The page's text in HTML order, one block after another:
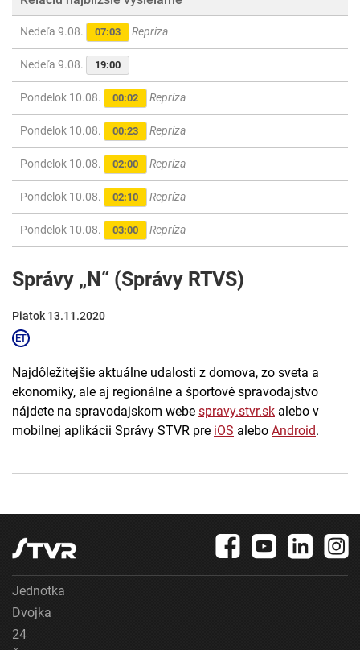
Nedeľa 9.08. 07:03 Repríza
Nedeľa 9.08. 19:00
Pondelok 10.08. 00:02 Repríza
Pondelok 10.08. 00:23 Repríza
Pondelok 10.08. 02:00 Repríza
Pondelok 10.08. 02:10 Repríza
Pondelok 10.08. 03:00 Repríza
Správy „N“ (Správy RTVS)
Piatok 13.11.2020
Najdôležitejšie aktuálne udalosti z domova, zo sveta a
ekonomiky, ale aj regionálne a športové spravodajstvo
nájdete na spravodajskom webe spravy.stvr.sk alebo v
mobilnej aplikácii Správy STVR pre iOS alebo Android.
Jednotka
Dvojka
24